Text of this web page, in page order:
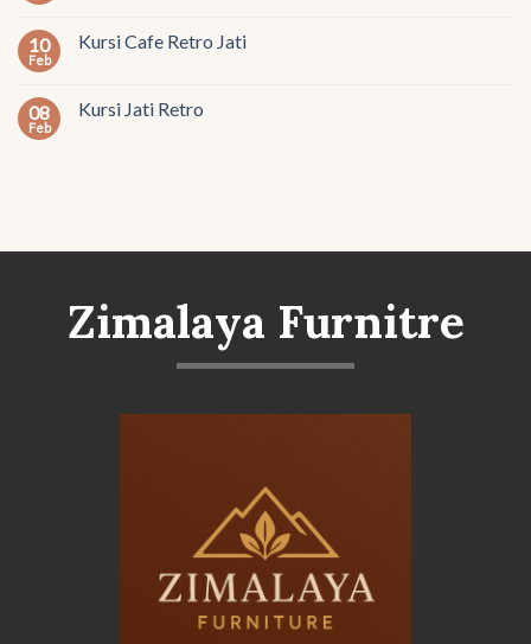
10
Feb
Kursi Cafe Retro Jati
08
Feb
Kursi Jati Retro
Zimalaya Furnitre